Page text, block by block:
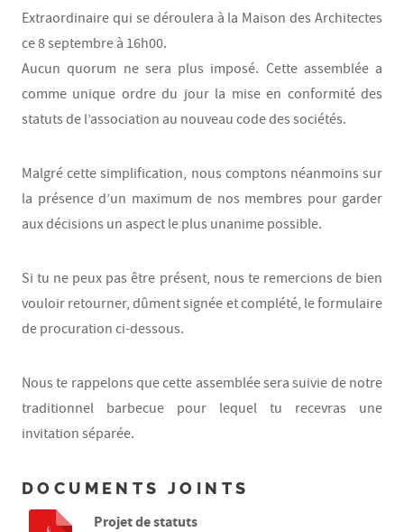
Extraordinaire qui se déroulera à la Maison des Architectes
ce 8 septembre à 16h00.
Aucun quorum ne sera plus imposé. Cette assemblée a
comme unique ordre du jour la mise en conformité des
statuts de l’association au nouveau code des sociétés.
Malgré cette simplification, nous comptons néanmoins sur
la présence d’un maximum de nos membres pour garder
aux décisions un aspect le plus unanime possible.
Si tu ne peux pas être présent, nous te remercions de bien
vouloir retourner, dûment signée et complété, le formulaire
de procuration ci-dessous.
Nous te rappelons que cette assemblée sera suivie de notre
traditionnel barbecue pour lequel tu recevras une
invitation séparée.
DOCUMENTS JOINTS
Projet de statuts